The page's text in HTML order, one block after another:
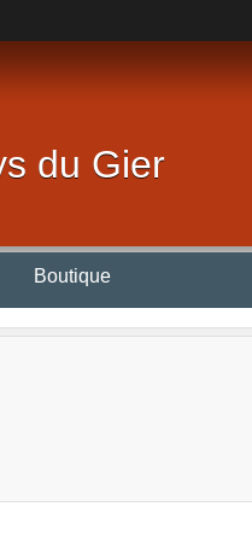
du Gier
Boutique